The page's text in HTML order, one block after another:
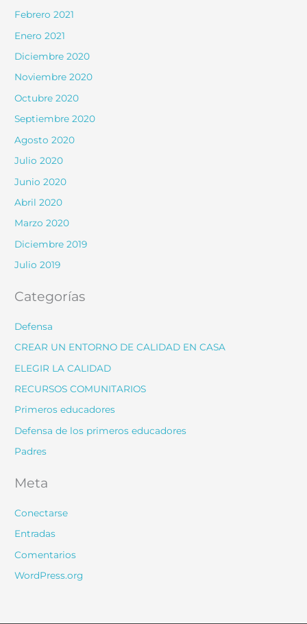
Febrero 2021
Enero 2021
Diciembre 2020
Noviembre 2020
Octubre 2020
Septiembre 2020
Agosto 2020
Julio 2020
Junio 2020
Abril 2020
Marzo 2020
Diciembre 2019
Julio 2019
Categorías
Defensa
CREAR UN ENTORNO DE CALIDAD EN CASA
ELEGIR LA CALIDAD
RECURSOS COMUNITARIOS
Primeros educadores
Defensa de los primeros educadores
Padres
Meta
Conectarse
Entradas
Comentarios
WordPress.org